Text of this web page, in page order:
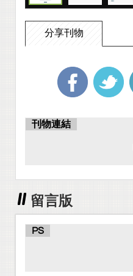
分享刊物
刊物連結
留言版
PS